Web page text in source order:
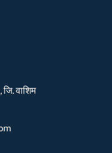
जि. वाशिम